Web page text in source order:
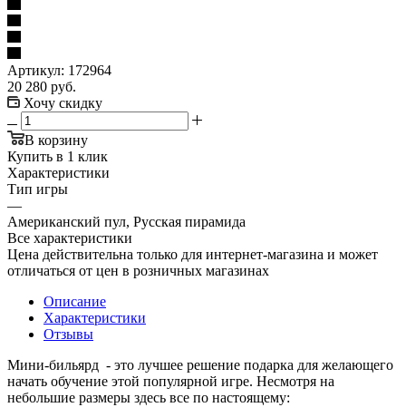
Артикул: 172964
20 280 руб.
Хочу скидку
В корзину
Купить в 1 клик
Характеристики
Тип игры
—
Американский пул, Русская пирамида
Все характеристики
Цена действительна только для интернет-магазина и может
отличаться от цен в розничных магазинах
Описание
Характеристики
Отзывы
Мини-бильярд - это лучшее решение подарка для желающего
начать обучение этой популярной игре. Несмотря на
небольшие размеры здесь все по настоящему: